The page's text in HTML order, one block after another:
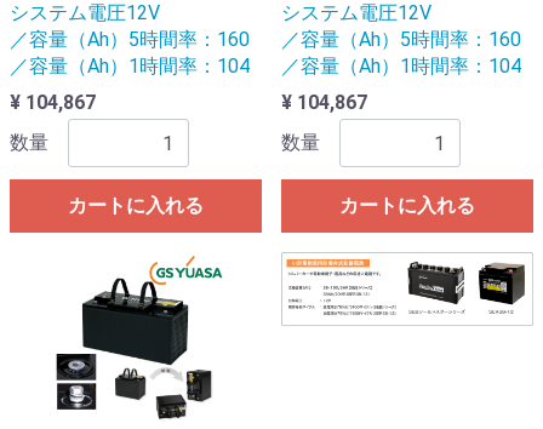
システム電圧12V
／容量（Ah）5時間率：160
／容量（Ah）1時間率：104
¥ 104,867
数量
カートに入れる
システム電圧12V
／容量（Ah）5時間率：160
／容量（Ah）1時間率：104
¥ 104,867
数量
カートに入れる